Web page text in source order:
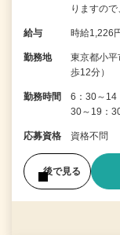
りますの
給与 時給1,226
勤務地
東京都小平
歩12分）
勤務時間
6：30～14
30～19：
応募資格 資格不問
後で見る